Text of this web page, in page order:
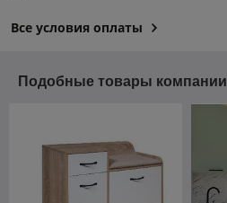
Все условия оплаты
Подобные товары компании